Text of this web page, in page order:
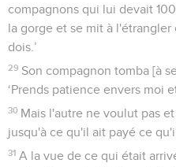
compagnons qui lui devait
la gorge et se mit à l'étrangler
dois.’
29 Son compagnon tomba [à
‘Prends patience envers moi
30 Mais l'autre ne voulut pas
jusqu'à ce qu'il ait payé ce
31 A la vue de ce qui était